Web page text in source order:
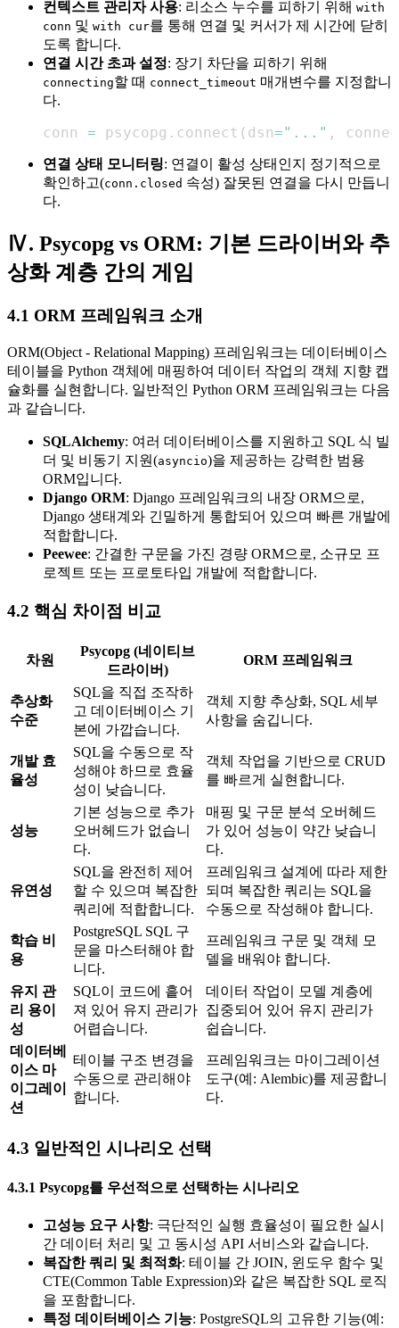
컨텍스트 관리자 사용: 리소스 누수를 피하기 위해 with
conn 및 with cur를 통해 연결 및 커서가 제 시간에 닫히
도록 합니다.
연결 시간 초과 설정: 장기 차단을 피하기 위해
connecting할 때 connect_timeout 매개변수를 지정합니
다.
conn = psycopg . connect ( dsn="..." ,
연결 상태 모니터링: 연결이 활성 상태인지 정기적으로
확인하고(conn.closed 속성) 잘못된 연결을 다시 만듭니
다.
Ⅳ. Psycopg vs ORM: 기본 드라이버와 추
상화 계층 간의 게임
4.1 ORM 프레임워크 소개
ORM(Object - Relational Mapping) 프레임워크는 데이터베이스
테이블을 Python 객체에 매핑하여 데이터 작업의 객체 지향 캡
슐화를 실현합니다. 일반적인 Python ORM 프레임워크는 다음
과 같습니다.
SQLAlchemy: 여러 데이터베이스를 지원하고 SQL 식 빌
더 및 비동기 지원(asyncio)을 제공하는 강력한 범용
ORM입니다.
Django ORM: Django 프레임워크의 내장 ORM으로,
Django 생태계와 긴밀하게 통합되어 있으며 빠른 개발에
적합합니다.
Peewee: 간결한 구문을 가진 경량 ORM으로, 소규모 프
로젝트 또는 프로토타입 개발에 적합합니다.
4.2 핵심 차이점 비교
차원
Psycopg (네이티브
드라이버)
ORM 프레임워크
추상화
수준
SQL을 직접 조작하
고 데이터베이스 기
본에 가깝습니다.
객체 지향 추상화, SQL 세부
사항을 숨깁니다.
개발 효
율성
SQL을 수동으로 작
성해야 하므로 효율
성이 낮습니다.
객체 작업을 기반으로 CRUD
를 빠르게 실현합니다.
성능
기본 성능으로 추가
오버헤드가 없습니
다.
매핑 및 구문 분석 오버헤드
가 있어 성능이 약간 낮습니
다.
유연성
SQL을 완전히 제어
할 수 있으며 복잡한
쿼리에 적합합니다.
프레임워크 설계에 따라 제한
되며 복잡한 쿼리는 SQL을
수동으로 작성해야 합니다.
학습 비
용
PostgreSQL SQL 구
문을 마스터해야 합
니다.
프레임워크 구문 및 객체 모
델을 배워야 합니다.
유지 관
리 용이
성
SQL이 코드에 흩어
져 있어 유지 관리가
어렵습니다.
데이터 작업이 모델 계층에
집중되어 있어 유지 관리가
쉽습니다.
데이터베
이스 마
이그레이
션
테이블 구조 변경을
수동으로 관리해야
합니다.
프레임워크는 마이그레이션
도구(예: Alembic)를 제공합니
다.
4.3 일반적인 시나리오 선택
4.3.1 Psycopg를 우선적으로 선택하는 시나리오
고성능 요구 사항: 극단적인 실행 효율성이 필요한 실시
간 데이터 처리 및 고 동시성 API 서비스와 같습니다.
복잡한 쿼리 및 최적화: 테이블 간 JOIN, 윈도우 함수 및
CTE(Common Table Expression)와 같은 복잡한 SQL 로직
을 포함합니다.
특정 데이터베이스 기능: PostgreSQL의 고유한 기능(예: